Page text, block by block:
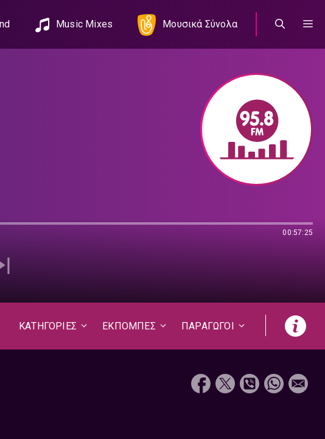
Music Mixes Μουσικά Σύνολα
00:57:25
ΚΑΤΗΓΟΡΙΕΣ ΕΚΠΟΜΠΕΣ ΠΑΡΑΓΩΓΟΙ